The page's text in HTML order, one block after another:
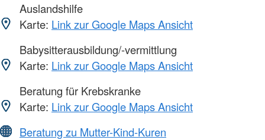
Auslandshilfe
Karte: Link zur Google Maps Ansicht
Babysitterausbildung/-vermittlung
Karte: Link zur Google Maps Ansicht
Beratung für Krebskranke
Karte: Link zur Google Maps Ansicht
Beratung zu Mutter-Kind-Kuren